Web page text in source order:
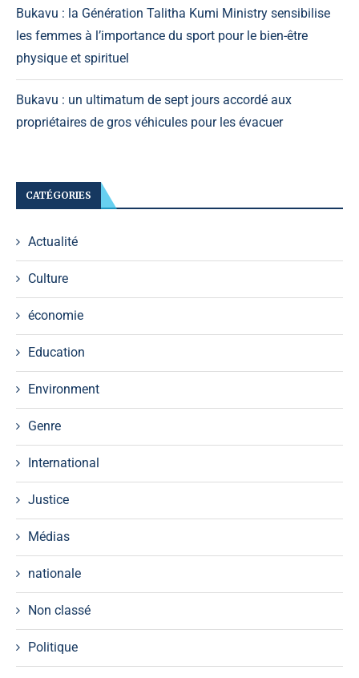
Bukavu : la Génération Talitha Kumi Ministry sensibilise
les femmes à l’importance du sport pour le bien-être
physique et spirituel
Bukavu : un ultimatum de sept jours accordé aux
propriétaires de gros véhicules pour les évacuer
CATÉGORIES
Actualité
Culture
économie
Education
Environment
Genre
International
Justice
Médias
nationale
Non classé
Politique